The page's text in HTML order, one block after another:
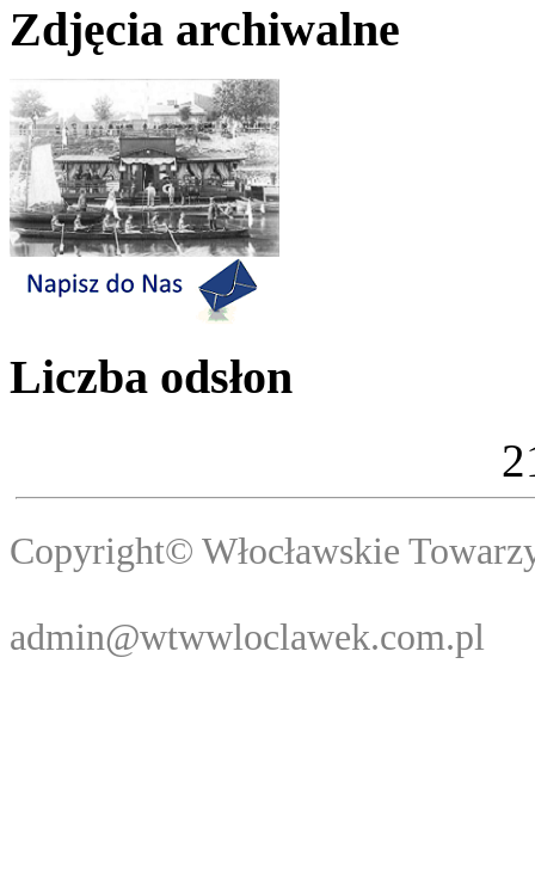
Zdjęcia archiwalne
Liczba odsłon
2
Copyright©
admin@wtwwloclawek.com.pl